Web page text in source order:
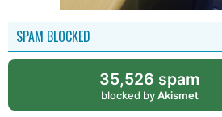
SPAM BLOCKED
35,526 spam
blocked byAkismet